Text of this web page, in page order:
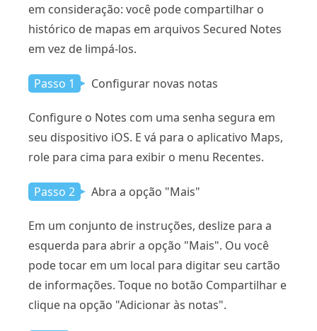
em consideração: você pode compartilhar o
histórico de mapas em arquivos Secured Notes
em vez de limpá-los.
Passo 1 Configurar novas notas
Configure o Notes com uma senha segura em
seu dispositivo iOS. E vá para o aplicativo Maps,
role para cima para exibir o menu Recentes.
Passo 2 Abra a opção "Mais"
Em um conjunto de instruções, deslize para a
esquerda para abrir a opção "Mais". Ou você
pode tocar em um local para digitar seu cartão
de informações. Toque no botão Compartilhar e
clique na opção "Adicionar às notas".